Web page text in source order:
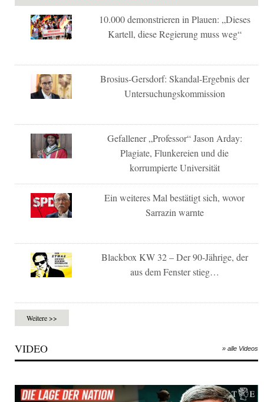
10.000 demonstrieren in Plauen: „Dieses
Kartell, diese Regierung muss weg“
Brosius-Gersdorf: Skandal-Ergebnis der
Untersuchungskommission
Gefallener „Professor“ Jason Arday:
Plagiate, Flunkereien und die
korrumpierte Universität
Ein weiteres Mal bestätigt sich, wovor
Sarrazin warnte
Blackbox KW 32 – Der 90-Jährige, der
aus dem Fenster stieg…
Weitere >>
VIDEO » alle Videos